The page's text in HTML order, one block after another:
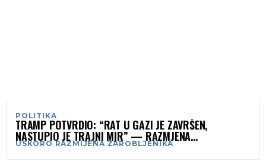
POLITIKA
TRAMP POTVRDIO: “RAT U GAZI JE ZAVRŠEN,
NASTUPIO JE TRAJNI MIR” — RAZMJENA
ZAROBLJENIKA VEĆ POČETKOM SEDMICE
USKORO RAZMIJENA ZAROBLJENIKA